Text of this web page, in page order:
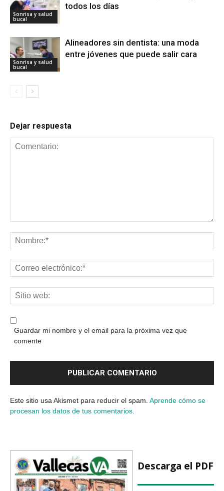
Sonrisa y salud
bucal
todos los días
Sonrisa y salud
bucal
Alineadores sin dentista: una moda
entre jóvenes que puede salir cara
Dejar respuesta
Guardar mi nombre y el email para la próxima vez que
comente
Este sitio usa Akismet para reducir el spam. Aprende cómo se
procesan los datos de tus comentarios.
Descarga el PDF